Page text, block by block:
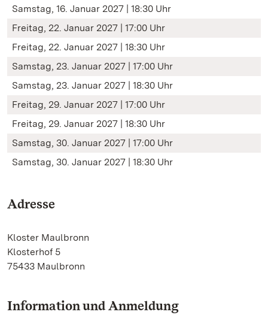
Samstag, 16. Januar 2027 | 18:30 Uhr
Freitag, 22. Januar 2027 | 17:00 Uhr
Freitag, 22. Januar 2027 | 18:30 Uhr
Samstag, 23. Januar 2027 | 17:00 Uhr
Samstag, 23. Januar 2027 | 18:30 Uhr
Freitag, 29. Januar 2027 | 17:00 Uhr
Freitag, 29. Januar 2027 | 18:30 Uhr
Samstag, 30. Januar 2027 | 17:00 Uhr
Samstag, 30. Januar 2027 | 18:30 Uhr
Adresse
Kloster Maulbronn
Klosterhof 5
75433 Maulbronn
Information und Anmeldung